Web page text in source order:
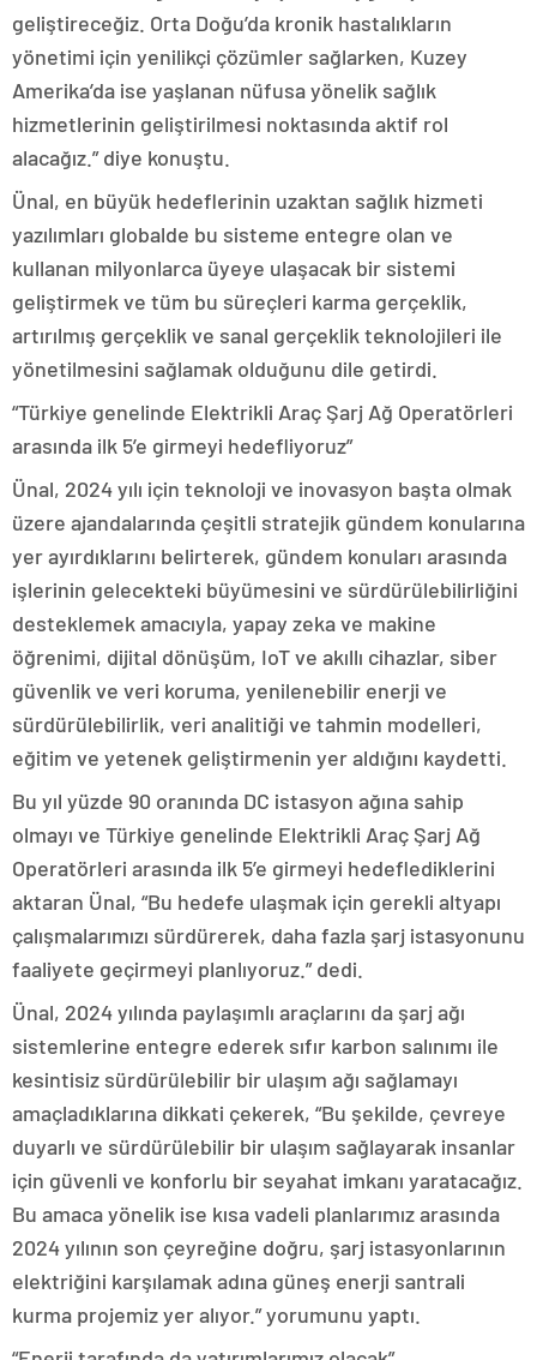
geliştireceğiz. Orta Doğu’da kronik hastalıkların
yönetimi için yenilikçi çözümler sağlarken, Kuzey
Amerika’da ise yaşlanan nüfusa yönelik sağlık
hizmetlerinin geliştirilmesi noktasında aktif rol
alacağız.” diye konuştu.
Ünal, en büyük hedeflerinin uzaktan sağlık hizmeti
yazılımları globalde bu sisteme entegre olan ve
kullanan milyonlarca üyeye ulaşacak bir sistemi
geliştirmek ve tüm bu süreçleri karma gerçeklik,
artırılmış gerçeklik ve sanal gerçeklik teknolojileri ile
yönetilmesini sağlamak olduğunu dile getirdi.
“Türkiye genelinde Elektrikli Araç Şarj Ağ Operatörleri
arasında ilk 5’e girmeyi hedefliyoruz”
Ünal, 2024 yılı için teknoloji ve inovasyon başta olmak
üzere ajandalarında çeşitli stratejik gündem konularına
yer ayırdıklarını belirterek, gündem konuları arasında
işlerinin gelecekteki büyümesini ve sürdürülebilirliğini
desteklemek amacıyla, yapay zeka ve makine
öğrenimi, dijital dönüşüm, IoT ve akıllı cihazlar, siber
güvenlik ve veri koruma, yenilenebilir enerji ve
sürdürülebilirlik, veri analitiği ve tahmin modelleri,
eğitim ve yetenek geliştirmenin yer aldığını kaydetti.
Bu yıl yüzde 90 oranında DC istasyon ağına sahip
olmayı ve Türkiye genelinde Elektrikli Araç Şarj Ağ
Operatörleri arasında ilk 5’e girmeyi hedeflediklerini
aktaran Ünal, “Bu hedefe ulaşmak için gerekli altyapı
çalışmalarımızı sürdürerek, daha fazla şarj istasyonunu
faaliyete geçirmeyi planlıyoruz.” dedi.
Ünal, 2024 yılında paylaşımlı araçlarını da şarj ağı
sistemlerine entegre ederek sıfır karbon salınımı ile
kesintisiz sürdürülebilir bir ulaşım ağı sağlamayı
amaçladıklarına dikkati çekerek, “Bu şekilde, çevreye
duyarlı ve sürdürülebilir bir ulaşım sağlayarak insanlar
için güvenli ve konforlu bir seyahat imkanı yaratacağız.
Bu amaca yönelik ise kısa vadeli planlarımız arasında
2024 yılının son çeyreğine doğru, şarj istasyonlarının
elektriğini karşılamak adına güneş enerji santrali
kurma projemiz yer alıyor.” yorumunu yaptı.